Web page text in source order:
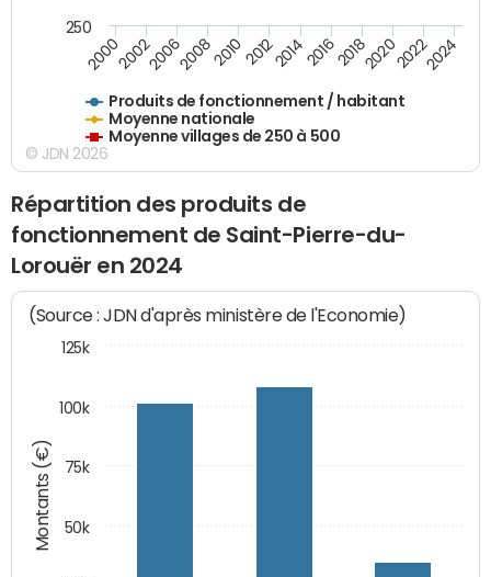
Produits de fonctionnement / habitant
Moyenne nationale
Moyenne villages de 250 à 500
200020022006200820102012201420162018202020222024
250
© JDN 2026
Répartition des produits de
fonctionnement de Saint-Pierre-du-
Lorouër en 2024
Montants (€)
(Source : JDN d'après ministère de l'Economie)
50k
75k
100k
125k